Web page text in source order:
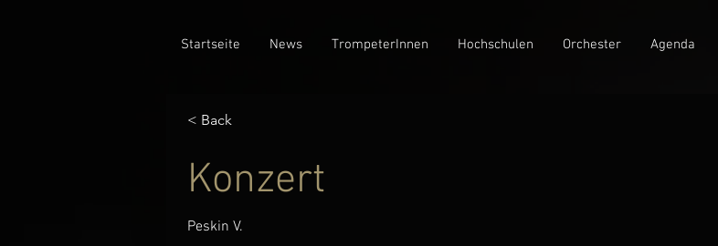
Startseite News TrompeterInnen Hochschulen Orchester Agenda
< Back
Konzert
Peskin V.